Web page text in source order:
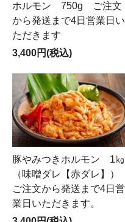
ホルモン 750g ご注文
から発送まで4日営業日い
ただきます
3,400円(税込)
豚やみつきホルモン 1㎏
（味噌ダレ【赤ダレ】）
ご注文から発送まで4日営
業日いただきます。